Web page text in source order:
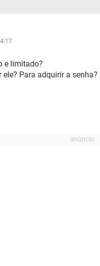
e limitado?
ele? Para adquirir a